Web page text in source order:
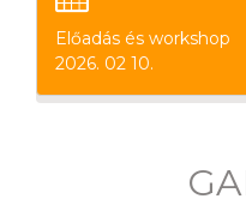
Előadás és workshop
2026. 02 10.